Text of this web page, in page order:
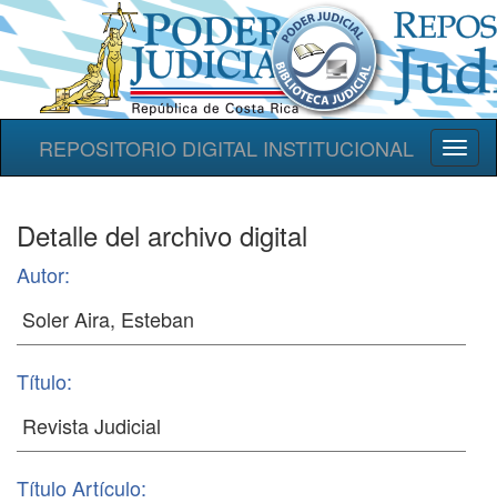
REPOSITORIO DIGITAL INSTITUCIONAL
Detalle del archivo digital
Autor:
Título:
Título Artículo: